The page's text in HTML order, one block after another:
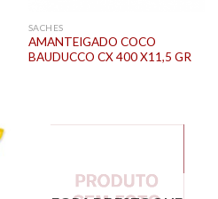
SACHES
AMANTEIGADO COCO
BAUDUCCO CX 400 X11,5 GR